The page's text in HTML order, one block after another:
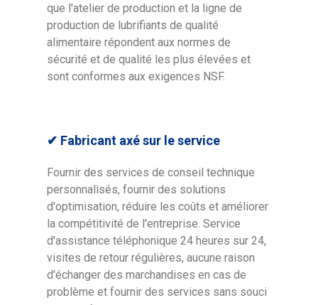
que l'atelier de production et la ligne de
production de lubrifiants de qualité
alimentaire répondent aux normes de
sécurité et de qualité les plus élevées et
sont conformes aux exigences NSF.
✔ Fabricant axé sur le service
Fournir des services de conseil technique
personnalisés, fournir des solutions
d'optimisation, réduire les coûts et améliorer
la compétitivité de l'entreprise. Service
d'assistance téléphonique 24 heures sur 24,
visites de retour régulières, aucune raison
d'échanger des marchandises en cas de
problème et fournir des services sans souci